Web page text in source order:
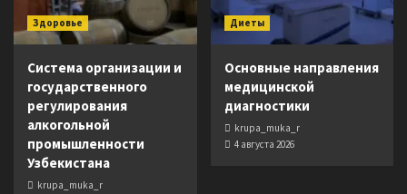
Здоровье
Система организации и
государственного
регулирования
алкогольной
промышленности
Узбекистана
krupa_muka_r
Диеты
Основные направления
медицинской
диагностики
krupa_muka_r
4 августа 2026